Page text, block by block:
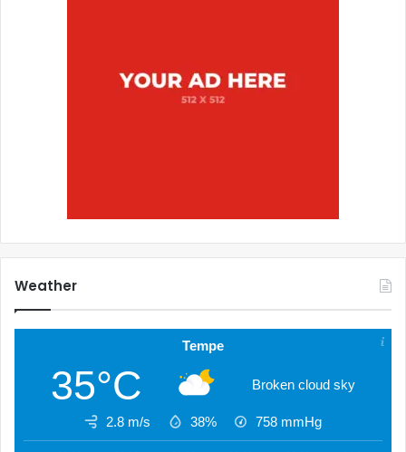
Weather
Tempe
35°C Broken cloud sky
2.8 m/s 38% 758 mmHg